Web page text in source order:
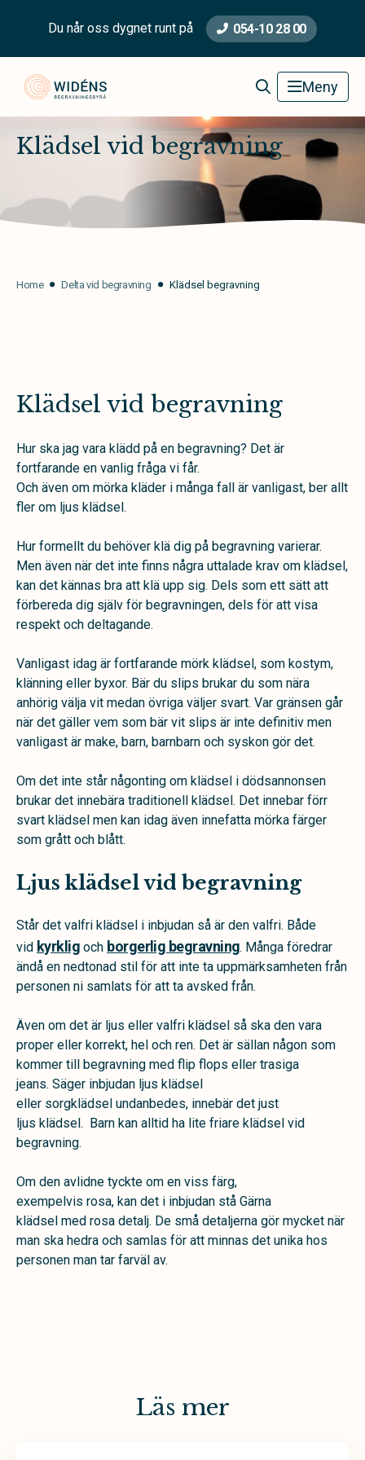
Du når oss dygnet runt på 054-10 28 00
Widéns Begravningsbyrå Meny
Klädsel vid begravning
Home Delta vid begravning Klädsel begravning
Klädsel vid begravning
Hur ska jag vara klädd på en begravning? Det är
fortfarande en vanlig fråga vi får.
Och även om mörka kläder i många fall är vanligast, ber allt
fler om ljus klädsel.
Hur formellt du behöver klä dig på begravning varierar.
Men även när det inte finns några uttalade krav om klädsel,
kan det kännas bra att klä upp sig. Dels som ett sätt att
förbereda dig själv för begravningen, dels för att visa
respekt och deltagande.
Vanligast idag är fortfarande mörk klädsel, som kostym,
klänning eller byxor. Bär du slips brukar du som nära
anhörig välja vit medan övriga väljer svart. Var gränsen går
när det gäller vem som bär vit slips är inte definitiv men
vanligast är make, barn, barnbarn och syskon gör det.
Om det inte står någonting om klädsel i dödsannonsen
brukar det innebära traditionell klädsel. Det innebar förr
svart klädsel men kan idag även innefatta mörka färger
som grått och blått.
Ljus klädsel vid begravning
Står det valfri klädsel i inbjudan så är den valfri. Både
vid kyrklig och borgerlig begravning. Många föredrar
ändå en nedtonad stil för att inte ta uppmärksamheten från
personen ni samlats för att ta avsked från.
Även om det är ljus eller valfri klädsel så ska den vara
proper eller korrekt, hel och ren. Det är sällan någon som
kommer till begravning med flip flops eller trasiga
jeans. Säger inbjudan ljus klädsel
eller sorgklädsel undanbedes, innebär det just
ljus klädsel. Barn kan alltid ha lite friare klädsel vid
begravning.
Om den avlidne tyckte om en viss färg,
exempelvis rosa, kan det i inbjudan stå Gärna
klädsel med rosa detalj. De små detaljerna gör mycket när
man ska hedra och samlas för att minnas det unika hos
personen man tar farväl av.
Läs mer